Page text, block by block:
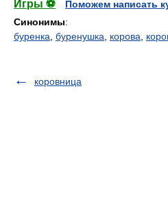
Игры ⚽
Поможем написать
Синонимы:
буренка буренушка корова
коровница